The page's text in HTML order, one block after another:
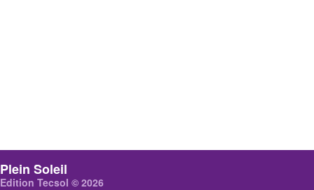
Plein Soleil
Edition Tecsol © 2026